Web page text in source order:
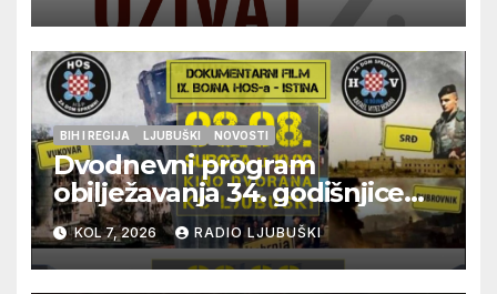
BIH I REGIJA LJUBUŠKI NOVOSTI
Dvodnevni program
obilježavanja 34. godišnjice
pogibije generala Blaža
Kraljevića i osmorice
pripadnika HOS-a
KOL 7, 2026 RADIO LJUBUŠKI